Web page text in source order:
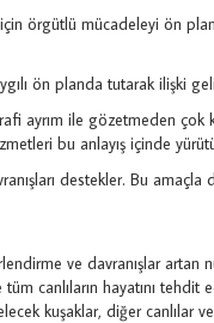
örgütlü mücadeleyi ön
ön planda tutarak ilişki
ayrım ile gözetmeden çok
bu anlayış içinde
destekler. Bu
ve davranışlar artan
canlıların hayatını tehdit
kuşaklar, diğer canlılar